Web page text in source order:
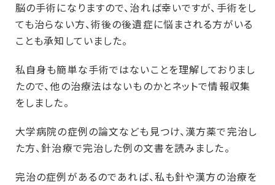
脳の手術になりますので、治れば幸いですが、手術をし
ても治らない方、術後の後遺症に悩まされる方がいる
ことも承知していました。
私自身も簡単な手術ではないことを理解しておりまし
たので、他の治療法はないものかとネットで情報収集
をしました。
大学病院の症例の論文なども見つけ、漢方薬で完治し
た方、針治療で完治した例の文書を読みました。
完治の症例があるのであれば、私も針や漢方の治療を